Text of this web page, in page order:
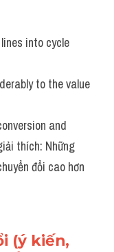
into cycle
to the value
and
thích: Những
đổi cao hơn
(ý kiến,